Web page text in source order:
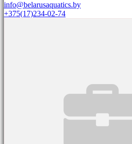
info@belarusaquatics.by
+375(17)234-02-74